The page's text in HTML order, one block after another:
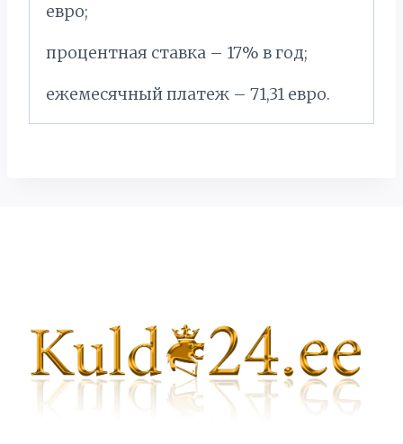
евро;
процентная ставка – 17% в год;
ежемесячный платеж – 71,31 евро.